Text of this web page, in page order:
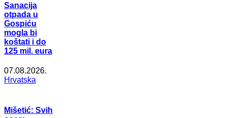
Sanacija
otpada u
Gospiću
mogla bi
koštati i do
125 mil. eura
07.08.2026.
Hrvatska
Mišetić: Svih